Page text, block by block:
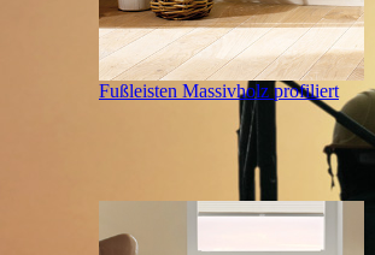
Fußleisten Massivholz profiliert